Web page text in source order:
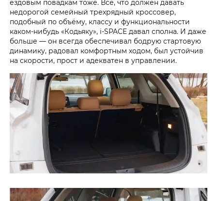
ездовым повадкам тоже. Всё, что должен давать
недорогой семейный трехрядный кроссовер,
подобный по объёму, классу и функциональности
каком-нибудь «Кодьяку», i‑SPACE давал сполна. И даже
больше — он всегда обеспечивал бодрую стартовую
динамику, радовал комфортным ходом, был устойчив
на скорости, прост и адекватен в управлении.